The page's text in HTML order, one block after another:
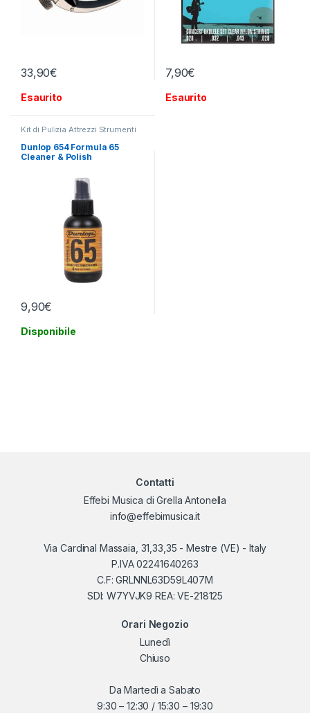
33,90€
Esaurito
7,90€
Esaurito
Kit di Pulizia Attrezzi Strumenti
Dunlop 654 Formula 65
Cleaner & Polish
9,90€
Disponibile
Contatti
Effebi Musica di Grella Antonella
info@effebimusica.it
Via Cardinal Massaia, 31,33,35 - Mestre (VE) - Italy
P.IVA 02241640263
C.F: GRLNNL63D59L407M
SDI: W7YVJK9 REA: VE-218125
Orari Negozio
Lunedì
Chiuso
Da Martedì a Sabato
9:30 – 12:30 / 15:30 – 19:30